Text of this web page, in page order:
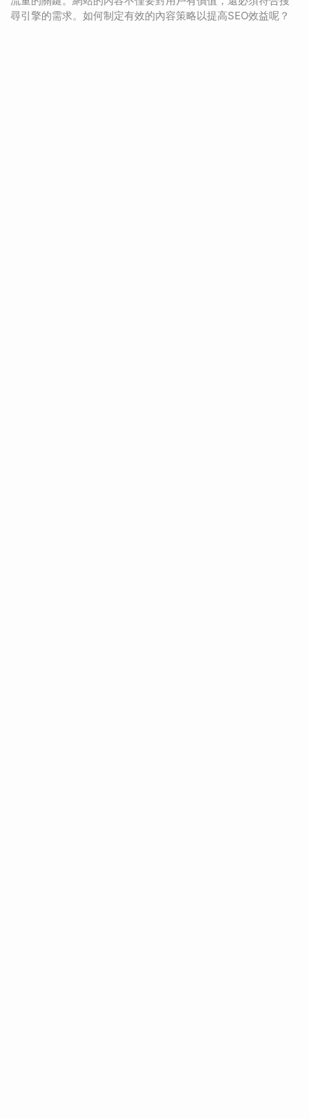
尋引擎的需求。如何制定有效的內容策略以提高SEO效益呢？